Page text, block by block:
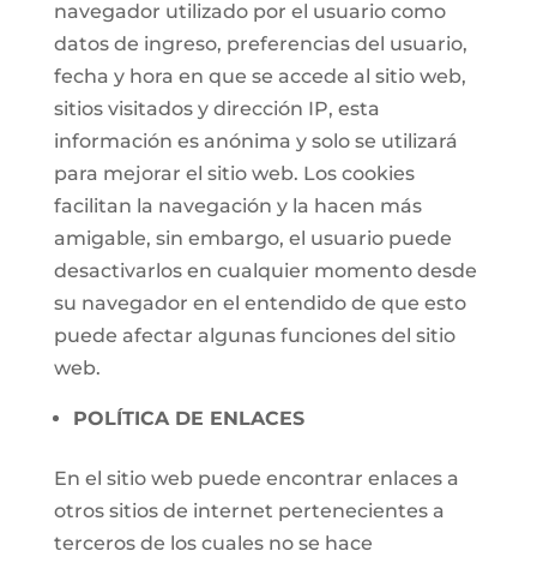
navegador utilizado por el usuario como
datos de ingreso, preferencias del usuario,
fecha y hora en que se accede al sitio web,
sitios visitados y dirección IP, esta
información es anónima y solo se utilizará
para mejorar el sitio web. Los cookies
facilitan la navegación y la hacen más
amigable, sin embargo, el usuario puede
desactivarlos en cualquier momento desde
su navegador en el entendido de que esto
puede afectar algunas funciones del sitio
web.
POLÍTICA DE ENLACES
En el sitio web puede encontrar enlaces a
otros sitios de internet pertenecientes a
terceros de los cuales no se hace